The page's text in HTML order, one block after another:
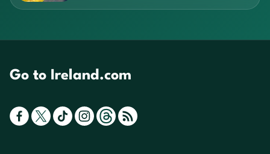
Go to Ireland.com